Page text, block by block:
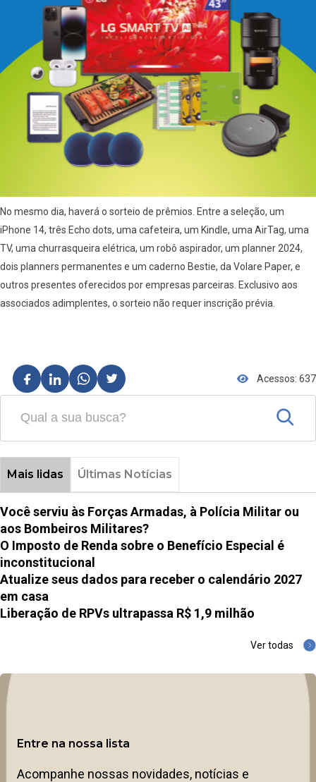
No mesmo dia, haverá o sorteio de prêmios. Entre a seleção, um
iPhone 14, três Echo dots, uma cafeteira, um Kindle, uma AirTag, uma
TV, uma churrasqueira elétrica, um robô aspirador, um planner 2024,
dois planners permanentes e um caderno Bestie, da Volare Paper, e
outros presentes oferecidos por empresas parceiras. Exclusivo aos
associados adimplentes, o sorteio não requer inscrição prévia.
Acessos: 637
Mais lidas Últimas Notícias
Você serviu às Forças Armadas, à Polícia Militar ou
aos Bombeiros Militares?
O Imposto de Renda sobre o Benefício Especial é
inconstitucional
Atualize seus dados para receber o calendário 2027
em casa
Liberação de RPVs ultrapassa R$ 1,9 milhão
Ver todas
Entre na nossa lista
Acompanhe nossas novidades, notícias e